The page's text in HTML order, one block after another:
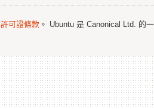
許可證條款 。 Ubuntu 是 Canonical Ltd. 的